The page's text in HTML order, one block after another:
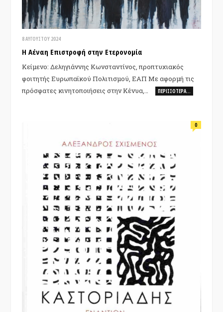
8 ΑΥΓΟΎΣΤΟΥ 2024
Η Αέναη Επιστροφή στην Ετερονομία
Κείμενο: Δεληγιάννης Κωνσταντίνος, προπτυχιακός
φοιτητής Ευρωπαϊκού Πολιτισμού, ΕΑΠ Με αφορμή τις
πρόσφατες κινητοποιήσεις στην Κένυα,…
ΠΕΡΙΣΣΌΤΕΡΑ…
0